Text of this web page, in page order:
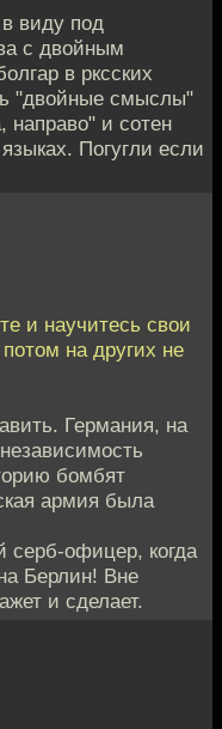
виду под
с двойным
в рксских
"двойные смыслы"
направо" и сотен
Погугли если
и научитесь свои
на других не
Германия, на
бомбят
армия была
серб-офицер, когда
Берлин! Вне
и сделает.